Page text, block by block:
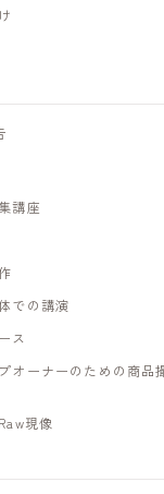
講座
での講演
ス
オーナーのための商品
現像